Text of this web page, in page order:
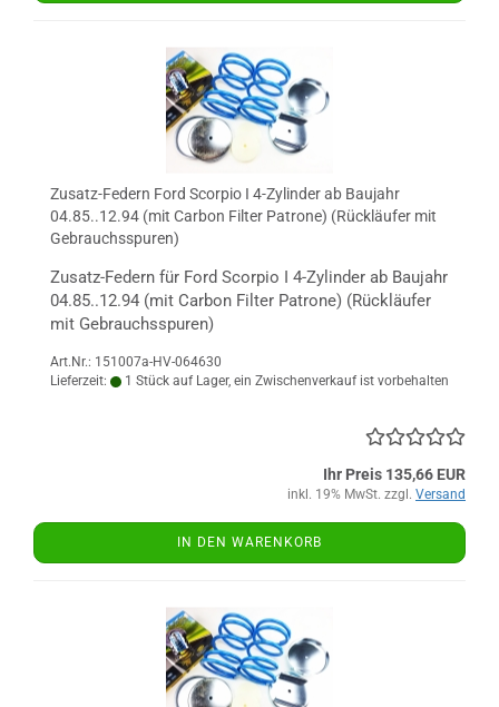
Zusatz-Federn Ford Scorpio I 4-Zylinder ab Baujahr
04.85..12.94 (mit Carbon Filter Patrone) (Rückläufer mit
Gebrauchsspuren)
Zusatz-Federn für Ford Scorpio I 4-Zylinder ab Baujahr
04.85..12.94 (mit Carbon Filter Patrone) (Rückläufer
mit Gebrauchsspuren)
Art.Nr.: 151007a-HV-064630
Lieferzeit:
1 Stück auf Lager, ein Zwischenverkauf ist vorbehalten
Ihr Preis 135,66 EUR
inkl. 19% MwSt. zzgl. Versand
IN DEN WARENKORB